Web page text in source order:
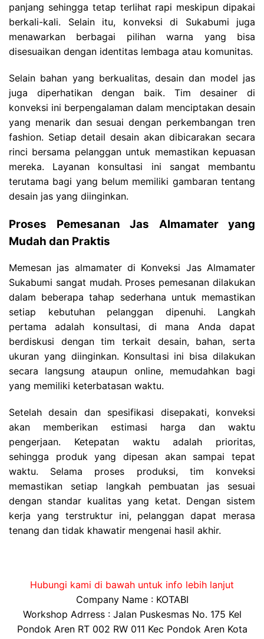
panjang sehingga tetap terlihat rapi meskipun dipakai
berkali-kali. Selain itu, konveksi di Sukabumi juga
menawarkan berbagai pilihan warna yang bisa
disesuaikan dengan identitas lembaga atau komunitas.
Selain bahan yang berkualitas, desain dan model jas
juga diperhatikan dengan baik. Tim desainer di
konveksi ini berpengalaman dalam menciptakan desain
yang menarik dan sesuai dengan perkembangan tren
fashion. Setiap detail desain akan dibicarakan secara
rinci bersama pelanggan untuk memastikan kepuasan
mereka. Layanan konsultasi ini sangat membantu
terutama bagi yang belum memiliki gambaran tentang
desain jas yang diinginkan.
Proses Pemesanan Jas Almamater yang
Mudah dan Praktis
Memesan jas almamater di Konveksi Jas Almamater
Sukabumi sangat mudah. Proses pemesanan dilakukan
dalam beberapa tahap sederhana untuk memastikan
setiap kebutuhan pelanggan dipenuhi. Langkah
pertama adalah konsultasi, di mana Anda dapat
berdiskusi dengan tim terkait desain, bahan, serta
ukuran yang diinginkan. Konsultasi ini bisa dilakukan
secara langsung ataupun online, memudahkan bagi
yang memiliki keterbatasan waktu.
Setelah desain dan spesifikasi disepakati, konveksi
akan memberikan estimasi harga dan waktu
pengerjaan. Ketepatan waktu adalah prioritas,
sehingga produk yang dipesan akan sampai tepat
waktu. Selama proses produksi, tim konveksi
memastikan setiap langkah pembuatan jas sesuai
dengan standar kualitas yang ketat. Dengan sistem
kerja yang terstruktur ini, pelanggan dapat merasa
tenang dan tidak khawatir mengenai hasil akhir.
Hubungi kami di bawah untuk info lebih lanjut
Company Name : KOTABI
Workshop Adrress : Jalan Puskesmas No. 175 Kel
Pondok Aren RT 002 RW 011 Kec Pondok Aren Kota